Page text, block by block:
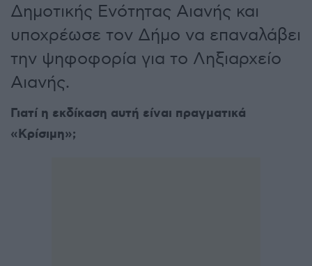
Δημοτικής Ενότητας Αιανής και
υποχρέωσε τον Δήμο να επαναλάβει
την ψηφοφορία για το Ληξιαρχείο
Αιανής.
Γιατί η εκδίκαση αυτή είναι πραγματικά
«Κρίσιμη»;